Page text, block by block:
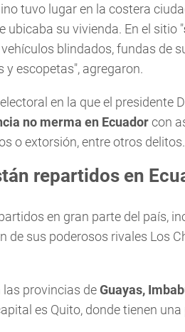
tuvo lugar en la costera
ubicaba su vivienda. En el sitio "
vehículos blindados, fundas de
escopetas", agregaron.
en la que el presidente
no merma en Ecuadorcon
o extorsión, entre otros delitos.
repartidos en
en gran parte del país,
de sus poderosos rivales Los
provincias deGuayas,
es Quito, donde tienen